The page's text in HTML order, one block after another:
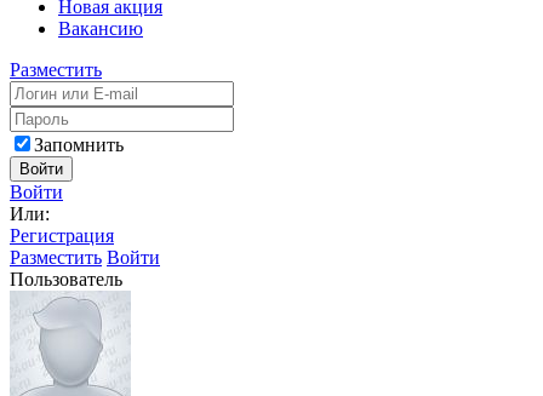
Новая акция
Вакансию
Разместить
Запомнить
Войти
Войти
Или:
Регистрация
Разместить Войти
Пользователь